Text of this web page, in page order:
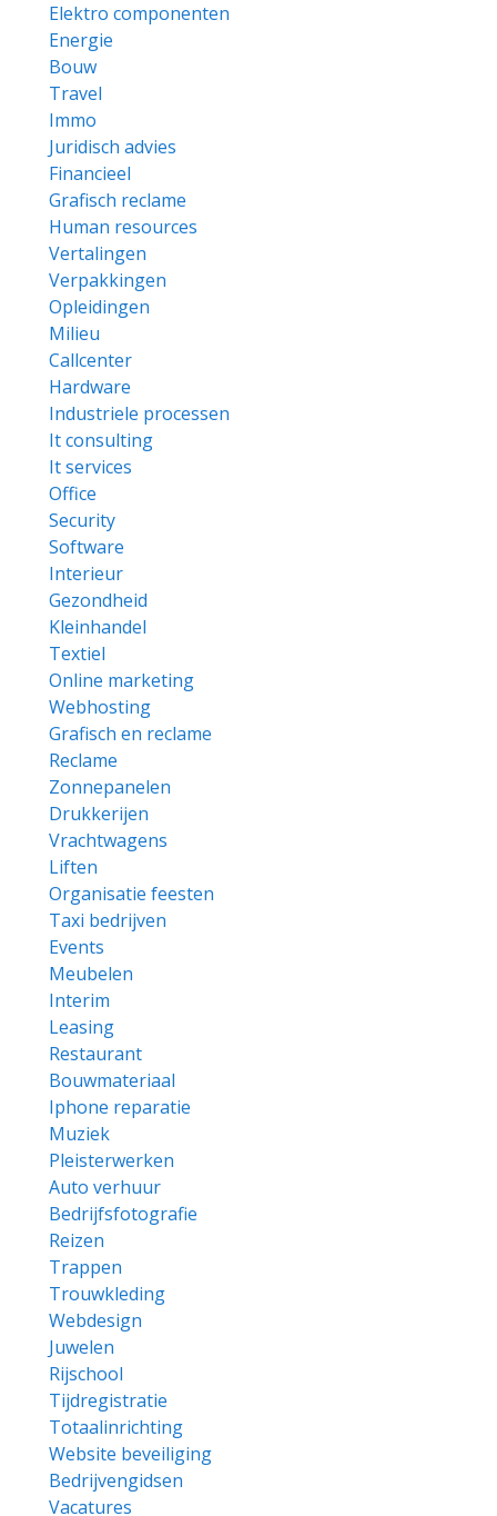
Elektro componenten
Energie
Bouw
Travel
Immo
Juridisch advies
Financieel
Grafisch reclame
Human resources
Vertalingen
Verpakkingen
Opleidingen
Milieu
Callcenter
Hardware
Industriele processen
It consulting
It services
Office
Security
Software
Interieur
Gezondheid
Kleinhandel
Textiel
Online marketing
Webhosting
Grafisch en reclame
Reclame
Zonnepanelen
Drukkerijen
Vrachtwagens
Liften
Organisatie feesten
Taxi bedrijven
Events
Meubelen
Interim
Leasing
Restaurant
Bouwmateriaal
Iphone reparatie
Muziek
Pleisterwerken
Auto verhuur
Bedrijfsfotografie
Reizen
Trappen
Trouwkleding
Webdesign
Juwelen
Rijschool
Tijdregistratie
Totaalinrichting
Website beveiliging
Bedrijvengidsen
Vacatures